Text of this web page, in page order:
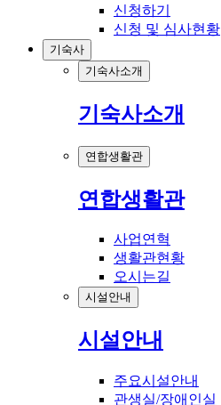
신청하기
신청 및 심사현황
기숙사
기숙사소개
기숙사소개
연합생활관
연합생활관
사업연혁
생활관현황
오시는길
시설안내
시설안내
주요시설안내
관생실/장애인실